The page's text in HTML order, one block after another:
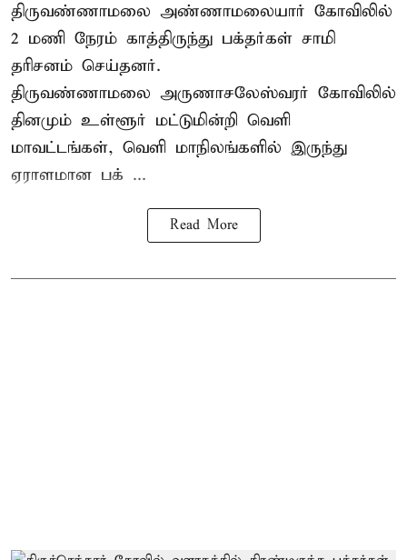
திருவண்ணாமலை அண்ணாமலையார் கோவிலில்
2 மணி நேரம் காத்திருந்து பக்தர்கள் சாமி
தரிசனம் செய்தனர்.
திருவண்ணாமலை அருணாசலேஸ்வரர் கோவிலில்
தினமும் உள்ளூர் மட்டுமின்றி வெளி
மாவட்டங்கள், வெளி மாநிலங்களில் இருந்து
ஏராளமான பக் ...
Read More